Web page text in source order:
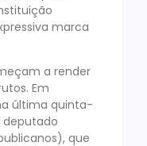
marca
a render
Em
última quinta-
deputado
que